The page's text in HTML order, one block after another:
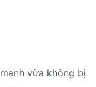
vừa không bị